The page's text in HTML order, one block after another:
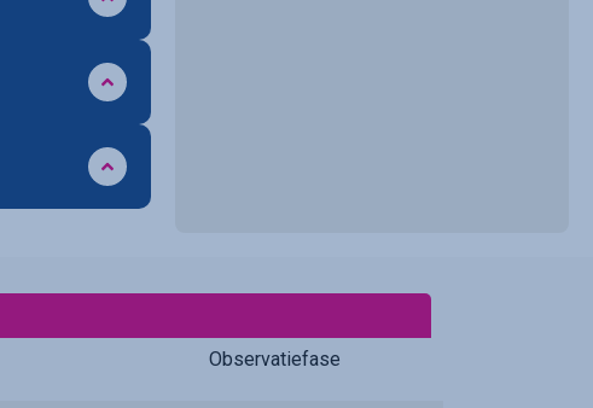
Observatiefase